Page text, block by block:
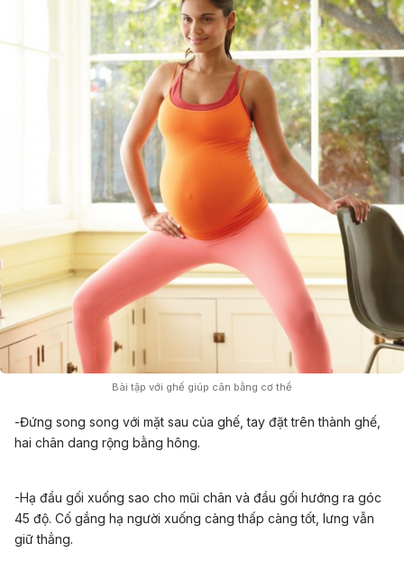
Bài tập với ghế giúp cân bằng cơ thể
-Đứng song song với mặt sau của ghế, tay đặt trên thành ghế,
hai chân dang rộng bằng hông.
-Hạ đầu gối xuống sao cho mũi chân và đầu gối hướng ra góc
45 độ. Cố gắng hạ người xuống càng thấp càng tốt, lưng vẫn
giữ thẳng.